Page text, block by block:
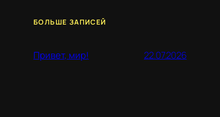
БОЛЬШЕ ЗАПИСЕЙ
Привет, мир! 22.07.2026